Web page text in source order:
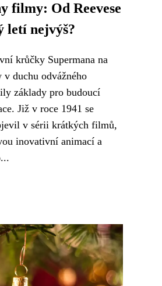
filmy: Od Reevese
letí nejvýš?
krůčky Supermana na
duchu odvážného
základy pro budoucí
Již v roce 1941 se
v sérii krátkých filmů,
inovativní animací a